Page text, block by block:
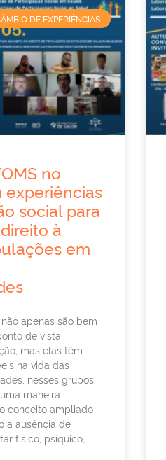
DE EXPERIÊNCIAS
no
experiências
social para
à
em
apenas são bem
de vista
mas elas têm
na vida das
nesses grupos
maneira
conceito ampliado
a ausência de
físico, psíquico,